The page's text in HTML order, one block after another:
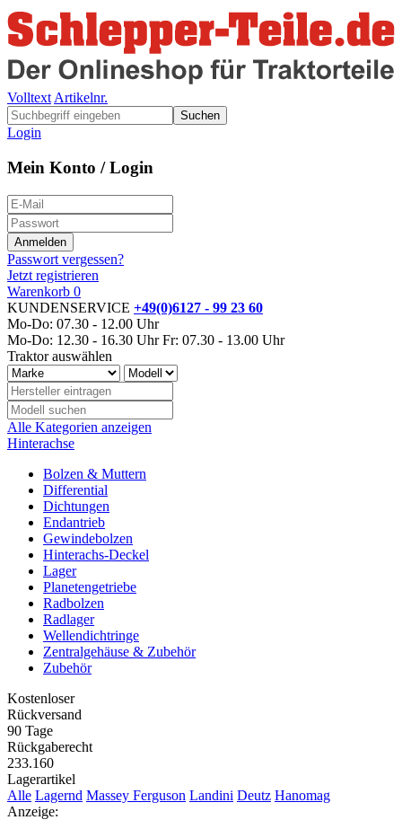
Volltext Artikelnr.
Suchen
Login
Mein Konto / Login
Passwort vergessen?
Jetzt registrieren
Warenkorb 0
KUNDENSERVICE +49(0)6127 - 99 23 60
Mo-Do: 07.30 - 12.00 Uhr
Mo-Do: 12.30 - 16.30 Uhr Fr: 07.30 - 13.00 Uhr
Traktor auswählen
Alle Kategorien anzeigen
Hinterachse
Bolzen & Muttern
Differential
Dichtungen
Endantrieb
Gewindebolzen
Hinterachs-Deckel
Lager
Planetengetriebe
Radbolzen
Radlager
Wellendichtringe
Zentralgehäuse & Zubehör
Zubehör
Kostenloser
Rückversand
90 Tage
Rückgaberecht
233.160
Lagerartikel
Alle Lagernd Massey Ferguson Landini Deutz Hanomag
Anzeige: